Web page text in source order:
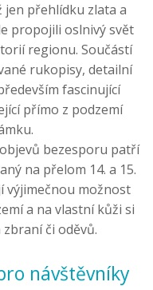
jen přehlídku zlata a
propojili oslnivý svět
regionu. Součástí
rukopisy, detailní
fascinující
přímo z podzemí
bezesporu patří
na přelom 14. a 15.
výjimečnou možnost
a na vlastní kůži si
či oděvů.
návštěvníky